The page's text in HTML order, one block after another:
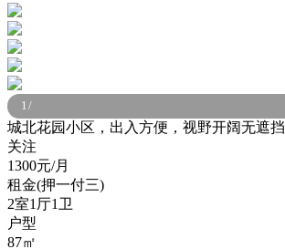
1/
城北花园小区，出入方便，视野开阔无遮挡
关注
1300元/月
租金(押一付三)
2室1厅1卫
户型
87㎡